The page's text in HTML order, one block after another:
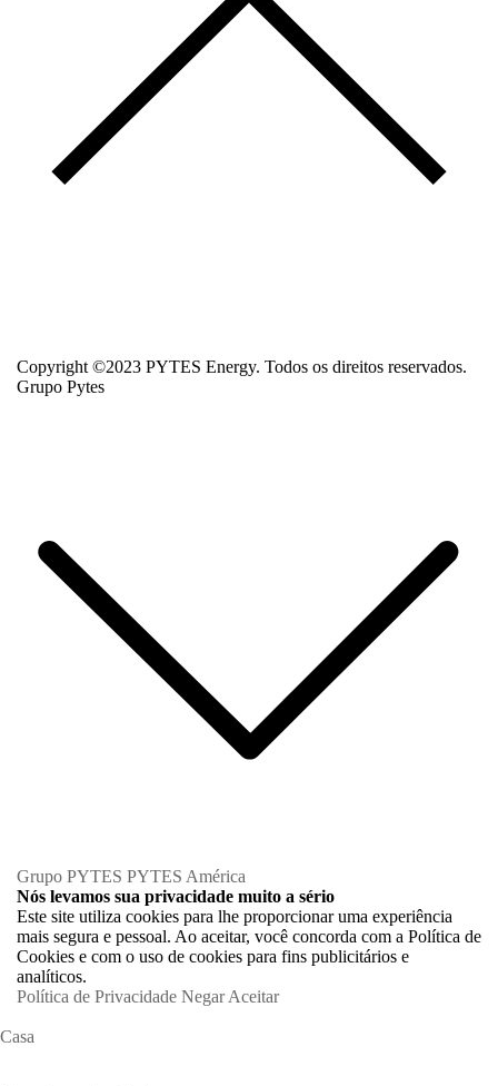
Copyright ©2023 PYTES Energy. Todos os direitos reservados.
Grupo Pytes
Grupo PYTES PYTES América
Nós levamos sua privacidade muito a sério
Este site utiliza cookies para lhe proporcionar uma experiência
mais segura e pessoal. Ao aceitar, você concorda com a Política de
Cookies e com o uso de cookies para fins publicitários e
analíticos.
Política de Privacidade Negar Aceitar
Casa